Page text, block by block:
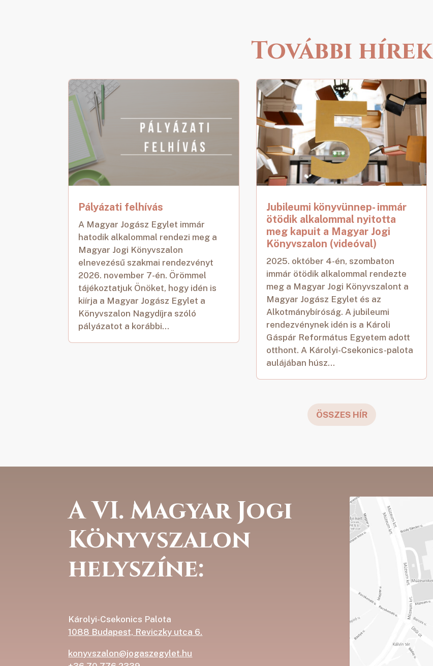
További hírek
Pályázati felhívás
A Magyar Jogász Egylet immár
hatodik alkalommal rendezi meg a
Magyar Jogi Könyvszalon
elnevezésű szakmai rendezvényt
2026. november 7-én. Örömmel
tájékoztatjuk Önöket, hogy idén is
kiírja a Magyar Jogász Egylet a
Könyvszalon Nagydíjra szóló
pályázatot a korábbi...
Jubileumi könyvünnep- immár
ötödik alkalommal nyitotta
meg kapuit a Magyar Jogi
Könyvszalon (videóval)
2025. október 4-én, szombaton
immár ötödik alkalommal rendezte
meg a Magyar Jogi Könyvszalont a
Magyar Jogász Egylet és az
Alkotmánybíróság. A jubileumi
rendezvénynek idén is a Károli
Gáspár Református Egyetem adott
otthont. A Károlyi-Csekonics-palota
aulájában húsz...
ÖSSZES HÍR
A VI. Magyar Jogi
Könyvszalon
helyszíne:
Károlyi-Csekonics Palota
1088 Budapest, Reviczky utca 6.
konyvszalon@jogaszegylet.hu